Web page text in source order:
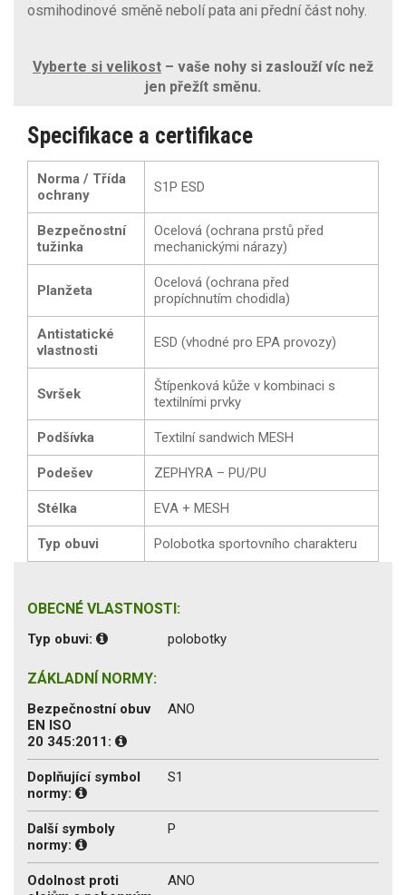
osmihodinové směně nebolí pata ani přední část nohy.
Vyberte si velikost – vaše nohy si zaslouží víc než
jen přežít směnu.
Specifikace a certifikace
Norma / Třída
ochrany
S1P ESD
Bezpečnostní
tužinka
Ocelová (ochrana prstů před
mechanickými nárazy)
Planžeta
Ocelová (ochrana před
propíchnutím chodidla)
Antistatické
vlastnosti
ESD (vhodné pro EPA provozy)
Svršek
Štípenková kůže v kombinaci s
textilními prvky
Podšívka Textilní sandwich MESH
Podešev ZEPHYRA – PU/PU
Stélka EVA + MESH
Typ obuvi Polobotka sportovního charakteru
OBECNÉ VLASTNOSTI:
Typ obuvi: polobotky
ZÁKLADNÍ NORMY:
Bezpečnostní obuv
EN ISO
20 345:2011:
ANO
Doplňující symbol
normy:
S1
Další symboly
normy:
P
Odolnost proti
ANO